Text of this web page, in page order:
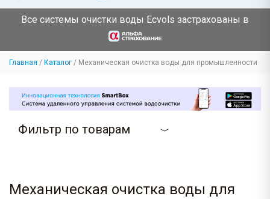
Все системы очистки воды Ecvols застрахованы в
Главная Каталог Механическая очистка воды для промышленности
Фильтр по товарам
Механическая очистка воды для